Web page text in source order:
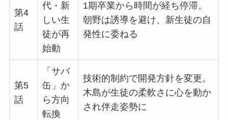
第4
話
代・新
しい生
徒が再
始動
1期卒業から時間が経ち停滞。
朝野は誘導を避け、新生徒の自
発性に委ねる
第5
話
「サバ
缶」か
ら方向
転換
技術的制約で開発方針を変更。
木島が生徒の柔軟さに心を動か
され伴走姿勢に